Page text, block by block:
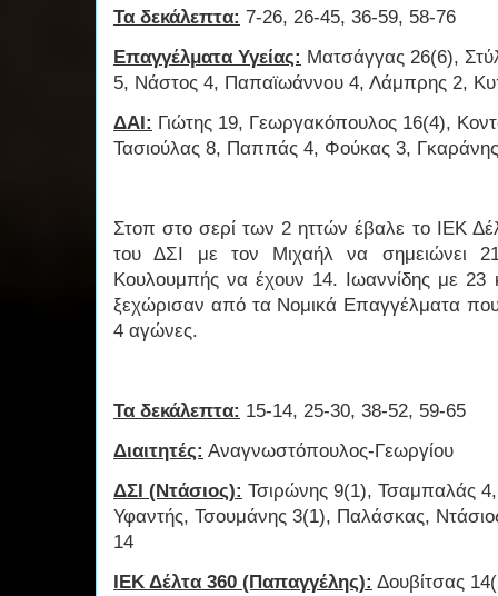
Τα δεκάλεπτα: 7-26, 26-45, 36-59, 58-76
Επαγγέλματα Υγείας: Ματσάγγας 26(6),
5, Νάστος 4, Παπαϊωάννου 4, Λάμπρης 2,
ΔΑΙ: Γιώτης 19, Γεωργακόπουλος 16(4),
Τασιούλας 8, Παππάς 4, Φούκας 3,
Στοπ στο σερί των 2 ηττών έβαλε το ΙΕΚ
του ΔΣΙ με τον Μιχαήλ να σημειώνει
Κουλουμπής να έχουν 14. Ιωαννίδης με 23
ξεχώρισαν από τα Νομικά Επαγγέλματα
4 αγώνες.
Τα δεκάλεπτα: 15-14, 25-30, 38-52, 59-65
Διαιτητές: Αναγνωστόπουλος-Γεωργίου
ΔΣΙ (Ντάσιος): Τσιρώνης 9(1), Τσαμπαλάς
Υφαντής, Τσουμάνης 3(1), Παλάσκας,
14
ΙΕΚ Δέλτα 360 (Παπαγγέλης): Δουβίτσας